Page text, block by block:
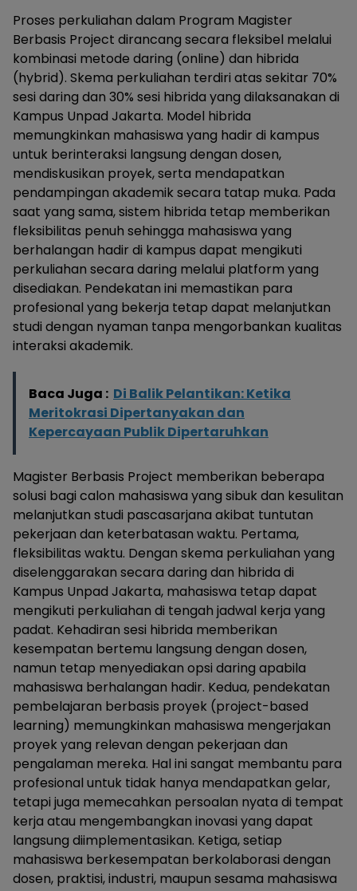
Proses perkuliahan dalam Program Magister
Berbasis Project dirancang secara fleksibel melalui
kombinasi metode daring (online) dan hibrida
(hybrid). Skema perkuliahan terdiri atas sekitar 70%
sesi daring dan 30% sesi hibrida yang dilaksanakan di
Kampus Unpad Jakarta. Model hibrida
memungkinkan mahasiswa yang hadir di kampus
untuk berinteraksi langsung dengan dosen,
mendiskusikan proyek, serta mendapatkan
pendampingan akademik secara tatap muka. Pada
saat yang sama, sistem hibrida tetap memberikan
fleksibilitas penuh sehingga mahasiswa yang
berhalangan hadir di kampus dapat mengikuti
perkuliahan secara daring melalui platform yang
disediakan. Pendekatan ini memastikan para
profesional yang bekerja tetap dapat melanjutkan
studi dengan nyaman tanpa mengorbankan kualitas
interaksi akademik.
Baca Juga : Di Balik Pelantikan: Ketika
Meritokrasi Dipertanyakan dan
Kepercayaan Publik Dipertaruhkan
Magister Berbasis Project memberikan beberapa
solusi bagi calon mahasiswa yang sibuk dan kesulitan
melanjutkan studi pascasarjana akibat tuntutan
pekerjaan dan keterbatasan waktu. Pertama,
fleksibilitas waktu. Dengan skema perkuliahan yang
diselenggarakan secara daring dan hibrida di
Kampus Unpad Jakarta, mahasiswa tetap dapat
mengikuti perkuliahan di tengah jadwal kerja yang
padat. Kehadiran sesi hibrida memberikan
kesempatan bertemu langsung dengan dosen,
namun tetap menyediakan opsi daring apabila
mahasiswa berhalangan hadir. Kedua, pendekatan
pembelajaran berbasis proyek (project-based
learning) memungkinkan mahasiswa mengerjakan
proyek yang relevan dengan pekerjaan dan
pengalaman mereka. Hal ini sangat membantu para
profesional untuk tidak hanya mendapatkan gelar,
tetapi juga memecahkan persoalan nyata di tempat
kerja atau mengembangkan inovasi yang dapat
langsung diimplementasikan. Ketiga, setiap
mahasiswa berkesempatan berkolaborasi dengan
dosen, praktisi, industri, maupun sesama mahasiswa